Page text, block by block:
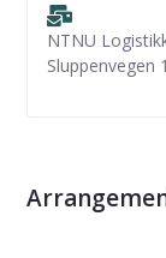
NTNU
Sluppenvegen